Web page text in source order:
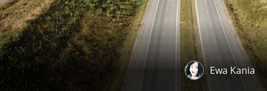
Ewa Kania